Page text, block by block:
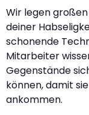
Wir legen
deiner
schonende
Mitarbeiter
Gegenstände
können, damit
ankommen.